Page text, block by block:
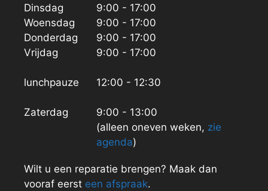
Dinsdag
Woensdag
Donderdag
Vrijdag
lunchpauze
Zaterdag
9:00 - 17:00
9:00 - 17:00
9:00 - 17:00
9:00 - 17:00
12:00 - 12:30
9:00 - 13:00
(alleen oneven weken, zie
agenda)
Wilt u een reparatie brengen? Maak dan
vooraf eerst een afspraak.